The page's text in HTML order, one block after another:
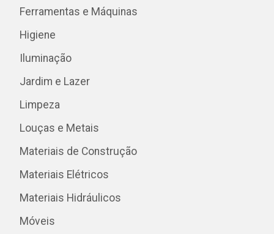
Ferramentas e Máquinas
Higiene
Iluminação
Jardim e Lazer
Limpeza
Louças e Metais
Materiais de Construção
Materiais Elétricos
Materiais Hidráulicos
Móveis